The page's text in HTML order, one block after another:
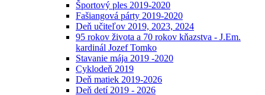
Športový ples 2019-2020
Fašiangová párty 2019-2020
Deň učiteľov 2019, 2023, 2024
95 rokov života a 70 rokov kňazstva - J.Em.
kardinál Jozef Tomko
Stavanie mája 2019 -2020
Cyklodeň 2019
Deň matiek 2019-2026
Deň detí 2019 - 2026